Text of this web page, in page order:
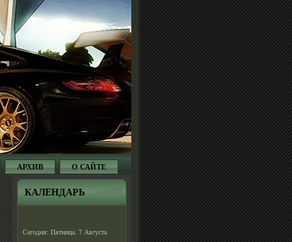
АРХИВ О САЙТЕ
КАЛЕНДАРЬ
Сегодня: Пятница, 7 Августа